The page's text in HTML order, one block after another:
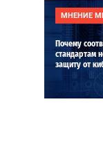
МНЕНИЕ
Почему
стандартам
защиту от